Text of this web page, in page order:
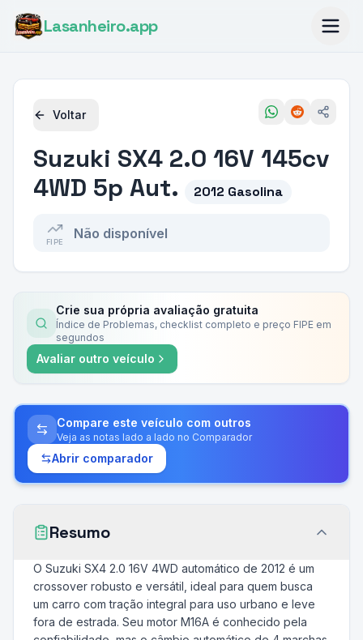
Lasanheiro.app
Voltar
Suzuki SX4 2.0 16V 145cv
4WD 5p Aut.
2012 Gasolina
FIPE
Não disponível
Crie sua própria avaliação gratuita
Índice de Problemas, checklist completo e preço FIPE em
segundos
Avaliar outro veículo
Compare este veículo com outros
Veja as notas lado a lado no Comparador
Abrir comparador
Resumo
O Suzuki SX4 2.0 16V 4WD automático de 2012 é um
crossover robusto e versátil, ideal para quem busca
um carro com tração integral para uso urbano e leve
fora de estrada. Seu motor M16A é conhecido pela